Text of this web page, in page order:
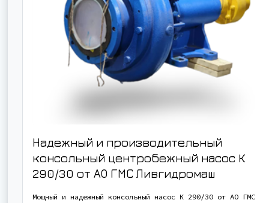
Надежный и производительный
консольный центробежный насос К
290/30 от АО ГМС Ливгидромаш
Мощный и надежный консольный насос К 290/30 от АО ГМС